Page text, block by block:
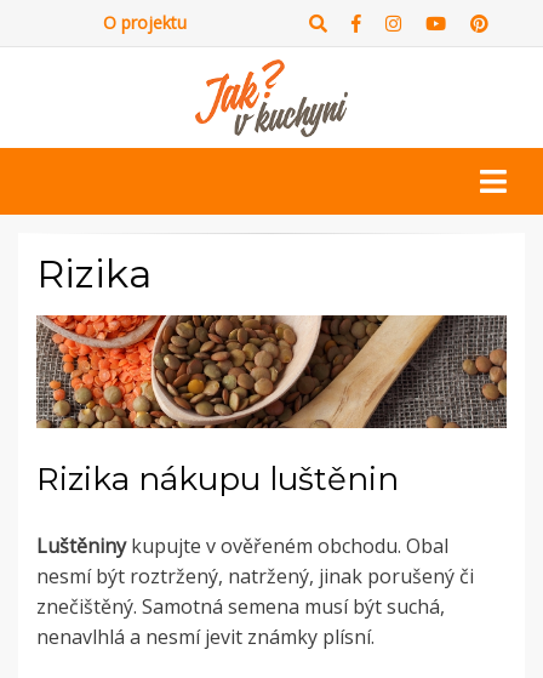
O projektu
Rizika
Rizika nákupu luštěnin
Luštěninykupujte v ověřeném obchodu. Obal
nesmí být roztržený, natržený, jinak porušený či
znečištěný. Samotná semena musí být suchá,
nenavlhlá a nesmí jevit známky plísní.